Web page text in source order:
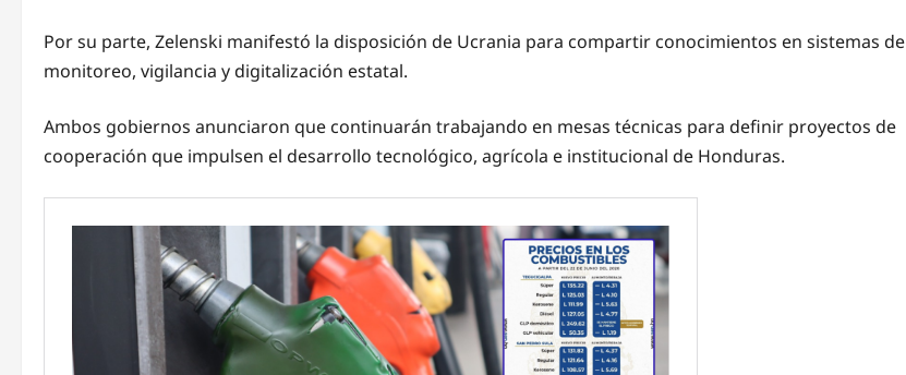
Por su parte, Zelenski manifestó la disposición de Ucrania para compartir conocimientos en sistemas de
monitoreo, vigilancia y digitalización estatal.
Ambos gobiernos anunciaron que continuarán trabajando en mesas técnicas para definir proyectos de
cooperación que impulsen el desarrollo tecnológico, agrícola e institucional de Honduras.